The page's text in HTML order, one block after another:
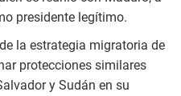
presidente legítimo.
la estrategia migratoria de
protecciones similares
y Sudán en su